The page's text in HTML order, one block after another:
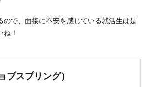
ので、面接に不安を感じている就活生は是
！
ブスプリング）